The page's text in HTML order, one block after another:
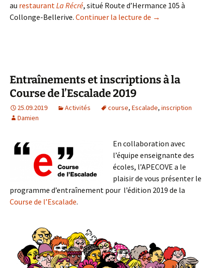
au restaurantLa Récré, situé Route d’Hermance 105 à
Collonge-Bellerive. Continuer la lecture de Assemblée
→
Entraînements et inscriptions à la
Course de l’Escalade 2019
25.09.2019 Activités course, Escalade, inscription
Damien
En collaboration avec
l’équipe enseignante des
écoles, l’APECOVE a le
plaisir de vous présenter le
programme d’entraînement pour l’édition 2019 de la
Course de l’Escalade.